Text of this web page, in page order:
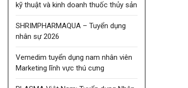
kỹ thuật và kinh doanh thuốc thủy sản
SHRIMPHARMAQUA – Tuyển dụng
nhân sự 2026
Vemedim tuyển dụng nam nhân viên
Marketing lĩnh vực thú cưng